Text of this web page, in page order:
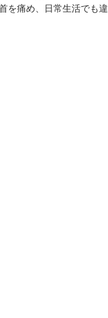
を痛め、日常生活でも違